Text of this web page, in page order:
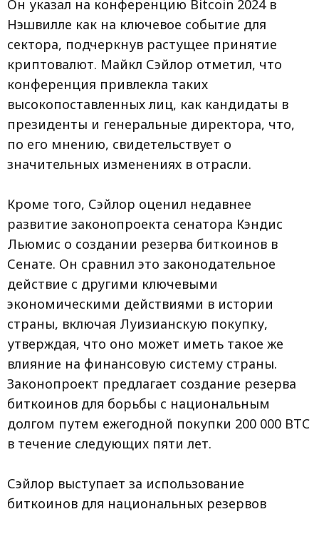
Он указал на конференцию Bitcoin 2024 в
Нэшвилле как на ключевое событие для
сектора, подчеркнув растущее принятие
криптовалют. Майкл Сэйлор отметил, что
конференция привлекла таких
высокопоставленных лиц, как кандидаты в
президенты и генеральные директора, что,
по его мнению, свидетельствует о
значительных изменениях в отрасли.
Кроме того, Сэйлор оценил недавнее
развитие законопроекта сенатора Кэндис
Льюмис о создании резерва биткоинов в
Сенате. Он сравнил это законодательное
действие с другими ключевыми
экономическими действиями в истории
страны, включая Луизианскую покупку,
утверждая, что оно может иметь такое же
влияние на финансовую систему страны.
Законопроект предлагает создание резерва
биткоинов для борьбы с национальным
долгом путем ежегодной покупки 200 000 BTC
в течение следующих пяти лет.
Сэйлор выступает за использование
биткоинов для национальных резервов